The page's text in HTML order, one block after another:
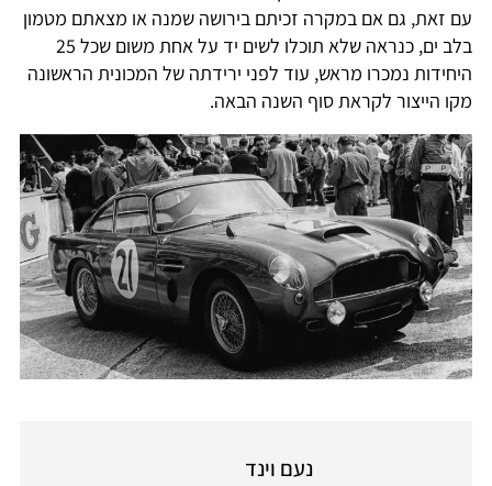
עם זאת, גם אם במקרה זכיתם בירושה שמנה או מצאתם מטמון
בלב ים, כנראה שלא תוכלו לשים יד על אחת משום שכל 25
היחידות נמכרו מראש, עוד לפני ירידתה של המכונית הראשונה
מקו הייצור לקראת סוף השנה הבאה.
נעם וינד